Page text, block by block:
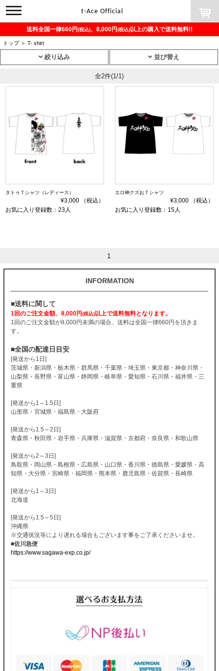
toggle
navigation
t-Ace Official
送料全国一律660円(税込)、8,000円(税込)以上の購入で送料無料!!
トップ ＞ T- shirt
絞り込み 並び替え
全2件(1/1)
タトゥＴシャツ（レディース）
¥3,000 （税込）
お気に入り登録数：23人
エロ神クズおＴシャツ
¥3,000 （税込）
お気に入り登録数：15人
1
INFORMATION
■送料に関して
1回のご注文金額、8,000円(税込)以上で送料無料となります。
1回のご注文金額が8,000円未満の場合、送料は全国一律660円を頂きま
す。
■全国の配達日目安
[発送から1日]
茨城県・新潟県・栃木県・群馬県・千葉県・埼玉県・東京都・神奈川県・
山梨県・長野県・富山県・静岡県・岐阜県・愛知県・石川県・福井県・三
重県
[発送から1～1.5日]
山形県・宮城県・福島県・大阪府
[発送から1.5～2日]
青森県・秋田県・岩手県・兵庫県・滋賀県・京都府・奈良県・和歌山県
[発送から2～3日]
鳥取県・岡山県・島根県・広島県・山口県・香川県・徳島県・愛媛県・高
知県・大分県・宮崎県・福岡県・熊本県・鹿児島県・佐賀県・長崎県
[発送から1～3日]
北海道
[発送から1.5～5日]
沖縄県
※交通状況等により遅れる場合もございます事をご了承くださいませ。
■佐川急便
https://www.sagawa-exp.co.jp/